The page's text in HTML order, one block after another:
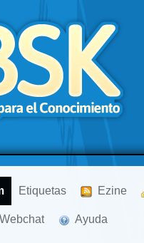
Etiquetas Ezine
Webchat Ayuda